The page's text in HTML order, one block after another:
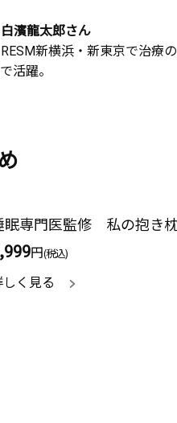
濱龍太郎さん
新横浜・新東京で治療
活躍。
眠専門医監修 私の抱き
円(税込)
しく見る